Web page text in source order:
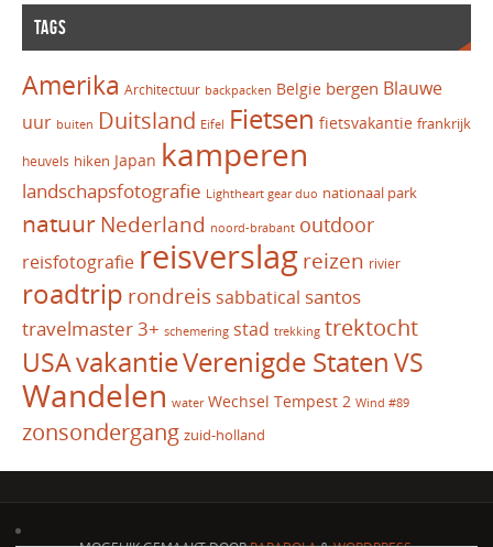
TAGS
Amerika Architectuur backpacken Belgie bergen Blauwe
uur buiten Duitsland Eifel Fietsen fietsvakantie frankrijk
heuvels hiken Japan kamperen
landschapsfotografie Lightheart gear duo nationaal park
natuur Nederland noord-brabant outdoor
reisfotografie reisverslag reizen rivier
roadtrip rondreis sabbatical santos
travelmaster 3+ schemering stad trekking trektocht
USAvakantieVerenigde StatenVS
Wandelen water Wechsel Tempest 2 Wind #89
zonsondergang zuid-holland